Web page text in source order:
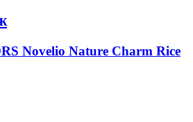
Novelio Nature Charm Rice